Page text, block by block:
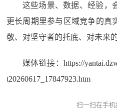
这些场景、数据、经验，
更长周期里参与区域竞争的真
敬、对坚守者的托底、对未来
媒体链接：https://
t20260617_17847923.htm
扫一扫在手